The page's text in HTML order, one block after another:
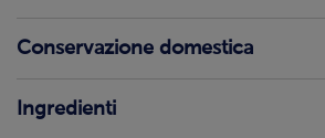
Conservazione domestica
Ingredienti